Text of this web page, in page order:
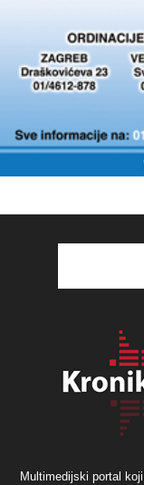
Multimedijski portal